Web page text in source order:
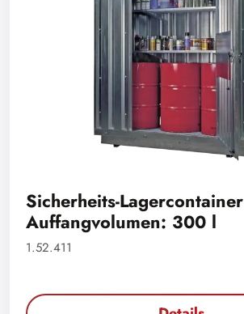
Sicherheits-Lagercontainer
Auffangvolumen: 300 l
1.52.411